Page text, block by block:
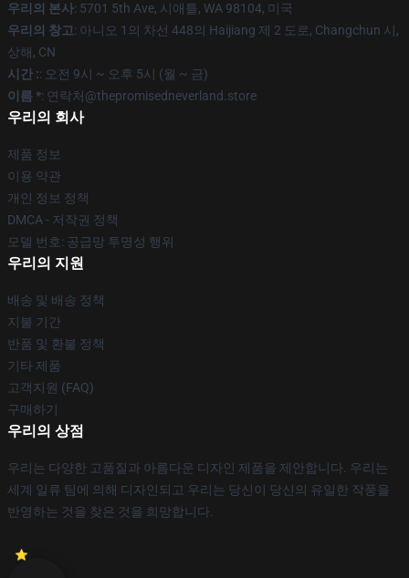
우리의 본사: 5701 5th Ave, 시애틀, WA 98104, 미국
우리의 창고: 아니오 1의 차선 448의 Haijiang 제 2 도로, Changchun 시,
상해, CN
시간 :: 오전 9시 ~ 오후 5시 (월 ~ 금)
이름 *: 연락처@thepromisedneverland.store
우리의 회사
제품 정보
이용 약관
개인 정보 정책
DMCA - 저작권 정책
모델 번호: 공급망 투명성 행위
우리의 지원
배송 및 배송 정책
지불 기간
반품 및 환불 정책
기타 제품
고객지원 (FAQ)
구매하기
우리의 상점
우리는 다양한 고품질과 아름다운 디자인 제품을 제안합니다. 우리는
세계 일류 팀에 의해 디자인되고 우리는 당신이 당신의 유일한 작풍을
반영하는 것을 찾은 것을 희망합니다.